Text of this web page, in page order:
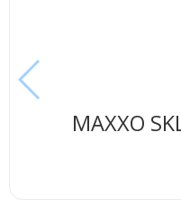
MAXXO